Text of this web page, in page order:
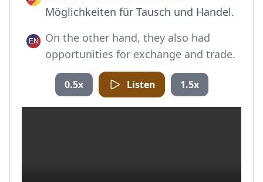
Möglichkeiten für Tausch und Handel.
On the other hand, they also had
opportunities for exchange and trade.
0.5x Listen 1.5x